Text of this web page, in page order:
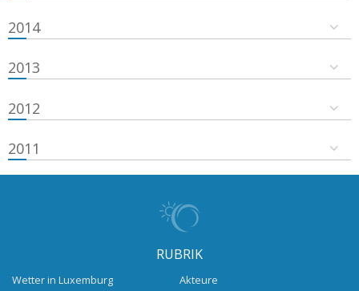
2014
2013
2012
2011
RUBRIK
Wetter in Luxemburg
Akteure